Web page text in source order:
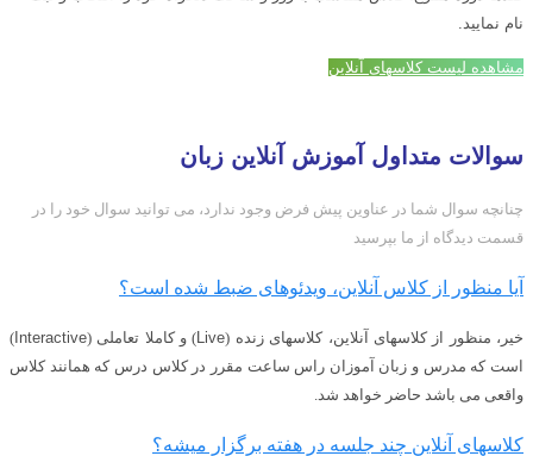
نام نمایید.
مشاهده لیست کلاسهای آنلاین
سوالات متداول آموزش آنلاین زبان
چنانچه سوال شما در عناوین پیش فرض وجود ندارد، می توانید سوال خود را در
قسمت دیدگاه از ما بپرسید
آیا منظور از کلاس آنلاین، ویدئوهای ضبط شده است؟
خیر، منظور از کلاسهای آنلاین، کلاسهای زنده (Live) و کاملا تعاملی (Interactive
)
است که مدرس و زبان آموزان راس ساعت مقرر در کلاس درس که همانند کلاس
واقعی می باشد حاضر خواهد شد.
کلاسهای آنلاین چند جلسه در هفته برگزار میشه؟